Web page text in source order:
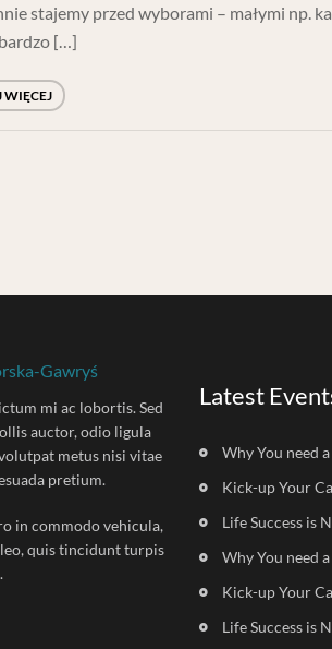
stajemy przed wyborami – małymi np.
[…]
WIĘCEJ
mi ac lobortis. Sed
auctor, odio ligula
metus nisi vitae
pretium.
in commodo vehicula,
quis tincidunt turpis
Latest
Why You need
Kick-up Your
Life Success is
Why You need
Kick-up Your
Life Success is